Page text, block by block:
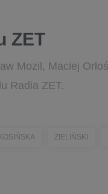
ZET
Mozil, Maciej
Radia ZET.
ZIELIŃSKI